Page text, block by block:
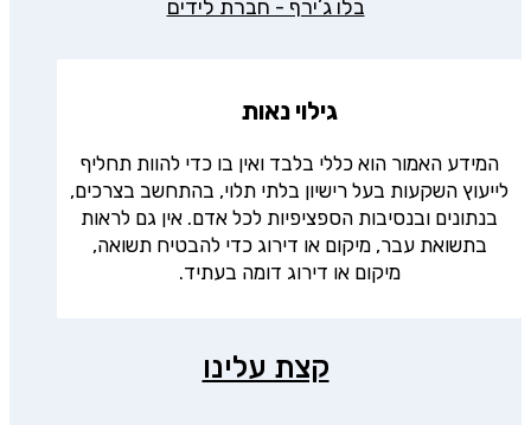
בלו ג’ירף - חברת לידים
גילוי נאות
המידע האמור הוא כללי בלבד ואין בו כדי להוות תחליף
לייעוץ השקעות בעל רישיון בלתי תלוי, בהתחשב בצרכים,
בנתונים ובנסיבות הספציפיות לכל אדם. אין גם לראות
בתשואת עבר, מיקום או דירוג כדי להבטיח תשואה,
מיקום או דירוג דומה בעתיד.
קצת עלינו